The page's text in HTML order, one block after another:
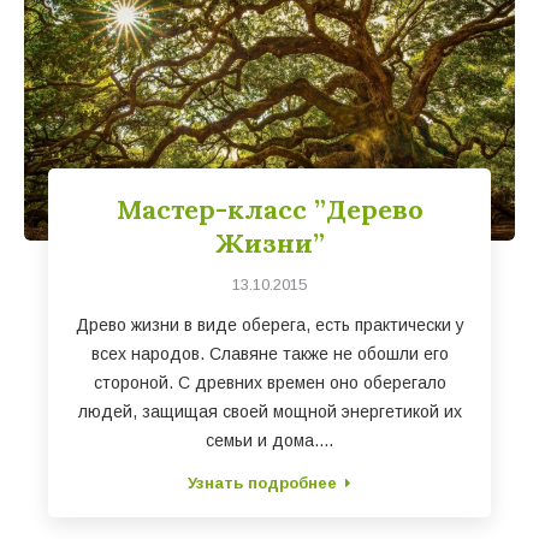
Мастер-класс ”Дерево
Жизни”
13.10.2015
Древо жизни в виде оберега, есть практически у
всех народов. Славяне также не обошли его
стороной. С древних времен оно оберегало
людей, защищая своей мощной энергетикой их
семьи и дома.…
Узнать подробнее